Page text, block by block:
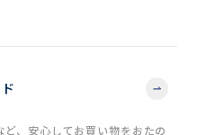
、安心してお買い物をおたの